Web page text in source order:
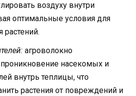
воздуху внутри
оптимальные условия для
растений.
агроволокно
насекомых и
внутрь теплицы, что
растения от повреждений и